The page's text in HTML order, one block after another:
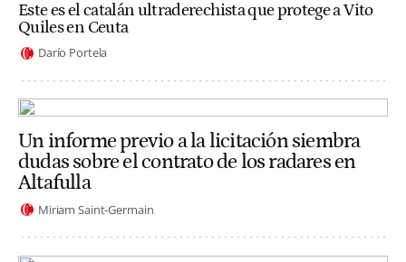
Este es el catalán ultraderechista que protege a Vito
Quiles en Ceuta
Darío Portela
Un informe previo a la licitación siembra
dudas sobre el contrato de los radares en
Altafulla
Miriam Saint-Germain